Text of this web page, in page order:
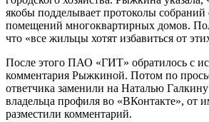
якобы подделывает протоколы собраний
помещений многоквартирных домов.
что «все жильцы хотят избавиться от
После этого ПАО «ГИТ» обратилось с
комментария Рыжкиной. Потом по
ответчика заменили на Наталью
владельца профиля во «ВКонтакте», от
разместили комментарий.